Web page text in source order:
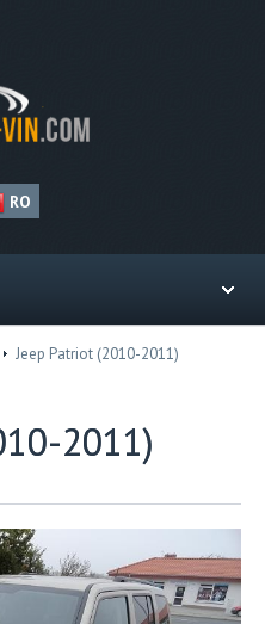
RO
Jeep Patriot (2010-2011)
2011)